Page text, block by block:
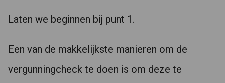
Laten we beginnen bij punt 1.
Een van de makkelijkste manieren om de
vergunningcheck te doen is om deze te